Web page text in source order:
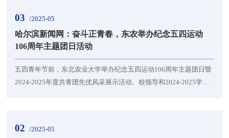
庞，思维的火花在笔记上悦动飞舞，在书本的世界里悠悠墨香编制
出梦的篇章。拼搏的主赛场，专属于你的青春记忆Go！G...
03 /2025-05
哈尔滨新闻网：奋斗正青春，东农举办纪念五四运动
106周年主题团日活动
五四青年节前，东北农业大学举办纪念五四运动106周年主题团日暨
2024-2025年度共青团先优风采展示活动。校领导和2024-2025学年
个环节，分别围绕“五四运动、燃烧青春的觉醒，五四精神、顺应时
02 /2025-05